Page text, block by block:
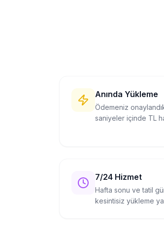
Anında Yükleme
Ödemeniz
saniyeler içinde TL
7/24 Hizmet
Hafta sonu ve tatil
kesintisiz yükleme